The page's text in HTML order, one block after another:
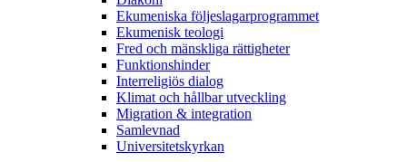
Ekumeniska följeslagarprogrammet
Ekumenisk teologi
Fred och mänskliga rättigheter
Funktionshinder
Interreligiös dialog
Klimat och hållbar utveckling
Migration & integration
Samlevnad
Universitetskyrkan